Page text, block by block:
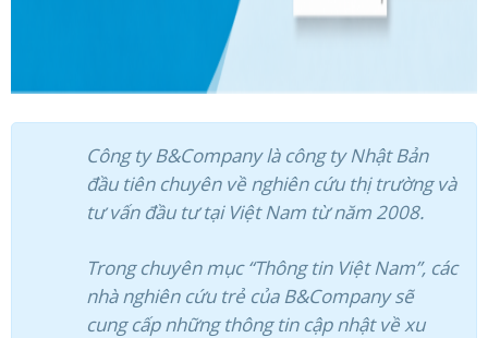
Công ty B&Company là công ty Nhật Bản
đầu tiên chuyên về nghiên cứu thị trường và
tư vấn đầu tư tại Việt Nam từ năm 2008.
Trong chuyên mục “Thông tin Việt Nam”, các
nhà nghiên cứu trẻ của B&Company sẽ
cung cấp những thông tin cập nhật về xu